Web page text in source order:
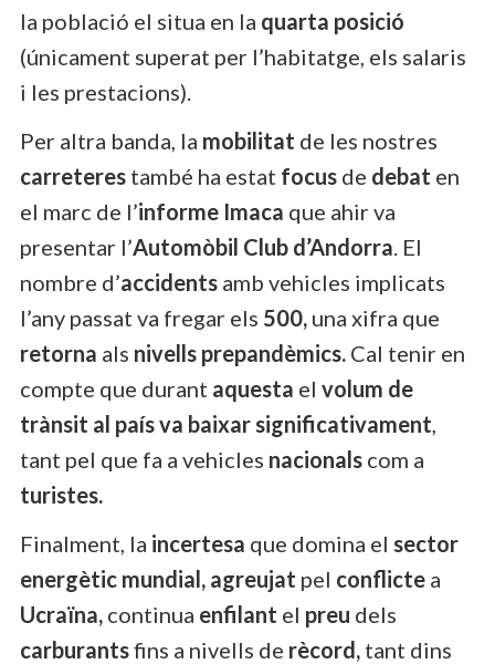
la població el situa en la quarta posició
(únicament superat per l’habitatge, els salaris
i les prestacions).
Per altra banda, la mobilitat de les nostres
carreteres també ha estat focus de debat en
el marc de l’informe Imaca que ahir va
presentar l’Automòbil Club d’Andorra. El
nombre d’accidents amb vehicles implicats
l’any passat va fregar els 500, una xifra que
retorna als nivells prepandèmics. Cal tenir en
compte que durant aquesta el volum de
trànsit al país va baixar significativament,
tant pel que fa a vehicles nacionals com a
turistes.
Finalment, la incertesa que domina el sector
energètic mundial, agreujat pel conflicte a
Ucraïna, continua enfilant el preu dels
carburantsfins a nivells de rècord, tant dins